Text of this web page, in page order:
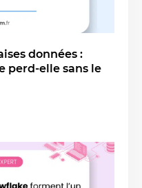
données :
perd-elle sans le